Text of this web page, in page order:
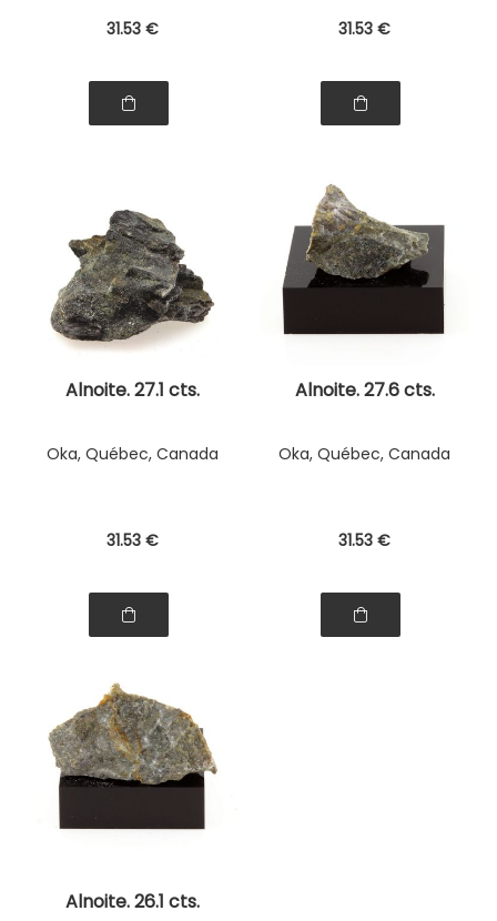
31.53 € 31.53 €
Alnoite. 27.1 cts.
Oka, Québec, Canada
31.53 €
Alnoite. 27.6 cts.
Oka, Québec, Canada
31.53 €
Alnoite. 26.1 cts.